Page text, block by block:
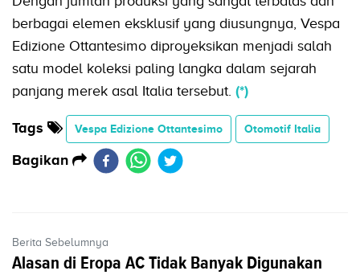
berbagai elemen eksklusif yang diusungnya, Vespa
Edizione Ottantesimo diproyeksikan menjadi salah
satu model koleksi paling langka dalam sejarah
panjang merek asal Italia tersebut. (*)
Tags Vespa Edizione Ottantesimo Otomotif Italia
Bagikan
Berita Sebelumnya
Alasan di Eropa AC Tidak Banyak Digunakan